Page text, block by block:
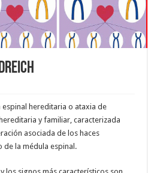
hereditaria o ataxia de
y familiar, caracterizada
asociada de los haces
la médula espinal.